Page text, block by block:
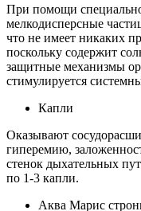
При помощи
мелкодисперсные
что не имеет никаких
поскольку содержит
защитные механизмы
стимулируется
Капли
Оказывают
гиперемию,
стенок дыхательных
по 1-3 капли.
Аква Марис